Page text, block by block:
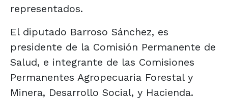
representados.
El diputado Barroso Sánchez, es
presidente de la Comisión Permanente de
Salud, e integrante de las Comisiones
Permanentes Agropecuaria Forestal y
Minera, Desarrollo Social, y Hacienda.